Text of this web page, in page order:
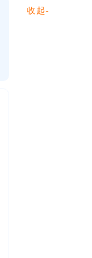
收起-